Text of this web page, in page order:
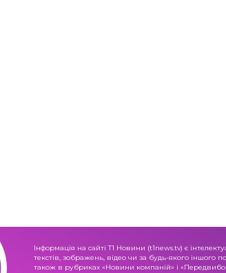
Інформація на сайті Т1 Новини (t1news.tv) є
текстів, зображень, відео чи за будь-якого іншого
також в рубриках «Новини компаній» і